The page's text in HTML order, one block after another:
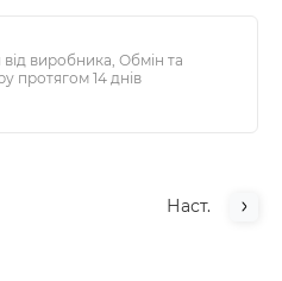
від виробника, Обмін та
протягом 14 днів
Наст.